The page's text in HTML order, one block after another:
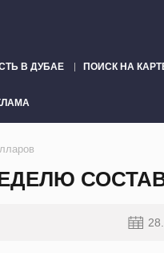
В ДУБАЕ ПОИСК НА